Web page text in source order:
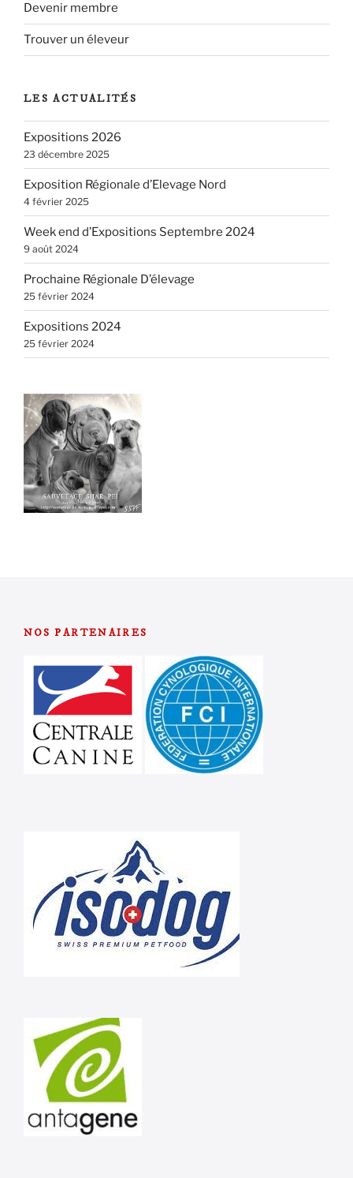
Devenir membre
Trouver un éleveur
LES ACTUALITÉS
Expositions 2026
23 décembre 2025
Exposition Régionale d’Elevage Nord
4 février 2025
Week end d’Expositions Septembre 2024
9 août 2024
Prochaine Régionale D’élevage
25 février 2024
Expositions 2024
25 février 2024
NOS PARTENAIRES